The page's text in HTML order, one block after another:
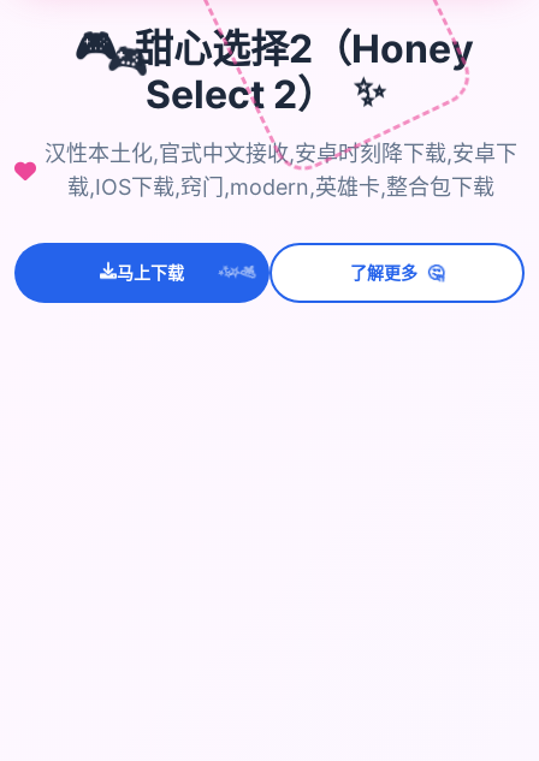
🎮
🎮 甜心选择2（Honey
Select 2）
✨
汉性本土化,官式中文接收,安卓时刻降下载,安卓下
载,IOS下载,窍门,modern,英雄卡,整合包下载
马上下载 ✨⭐💫 了解更多 🤔